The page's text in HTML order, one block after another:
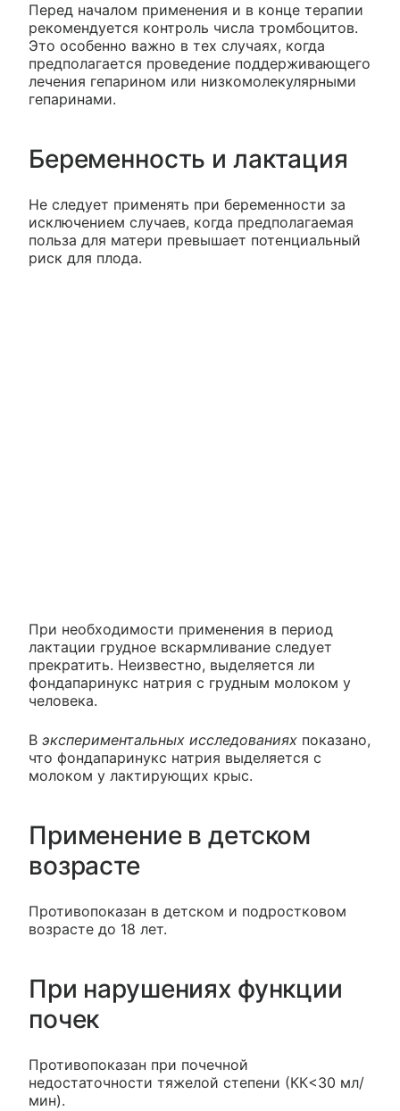
Перед началом применения и в конце терапии
рекомендуется контроль числа тромбоцитов.
Это особенно важно в тех случаях, когда
предполагается проведение поддерживающего
лечения гепарином или низкомолекулярными
гепаринами.
Беременность и лактация
Не следует применять при беременности за
исключением случаев, когда предполагаемая
польза для матери превышает потенциальный
риск для плода.
При необходимости применения в период
лактации грудное вскармливание следует
прекратить. Неизвестно, выделяется ли
фондапаринукс натрия с грудным молоком у
человека.
В экспериментальных исследованиях показано,
что фондапаринукс натрия выделяется с
молоком у лактирующих крыс.
Применение в детском
возрасте
Противопоказан в детском и подростковом
возрасте до 18 лет.
При нарушениях функции
почек
Противопоказан при почечной
недостаточности тяжелой степени (КК<30 мл/
мин).